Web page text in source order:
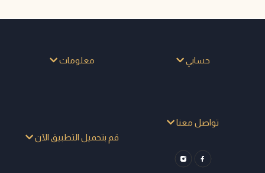
حسابي معلومات
تواصل معنا
قم بتحميل التطبيق الآن